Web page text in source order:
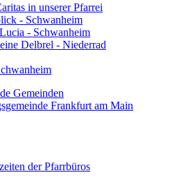
in unserer Pfarrei
- Schwanheim
- Schwanheim
Delbrel - Niederrad
Gemeinden
Frankfurt am Main
der Pfarrbüros